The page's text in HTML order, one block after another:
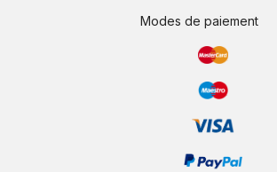
Modes de paiement